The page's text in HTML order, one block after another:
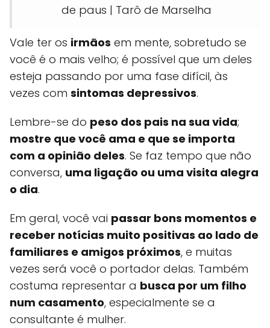
de paus | Tarô de Marselha
Vale ter os irmãos em mente, sobretudo se
você é o mais velho; é possível que um deles
esteja passando por uma fase difícil, às
vezes com sintomas depressivos.
Lembre-se do peso dos pais na sua vida;
mostre que você ama e que se importa
com a opinião deles. Se faz tempo que não
conversa, uma ligação ou uma visita alegra
o dia.
Em geral, você vai passar bons momentos e
receber notícias muito positivas ao lado de
familiares e amigos próximos, e muitas
vezes será você o portador delas. Também
costuma representar a busca por um filho
num casamento, especialmente se a
consultante é mulher.